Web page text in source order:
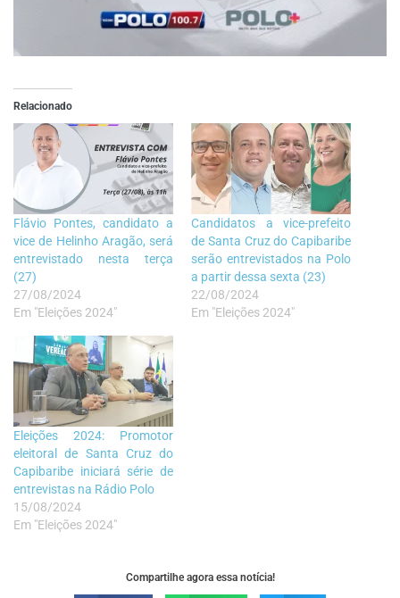
Relacionado
Flávio Pontes, candidato a
vice de Helinho Aragão, será
entrevistado nesta terça
(27)
27/08/2024
Em "Eleições 2024"
Candidatos a vice-prefeito
de Santa Cruz do Capibaribe
serão entrevistados na Polo
a partir dessa sexta (23)
22/08/2024
Em "Eleições 2024"
Eleições 2024: Promotor
eleitoral de Santa Cruz do
Capibaribe iniciará série de
entrevistas na Rádio Polo
15/08/2024
Em "Eleições 2024"
Compartilhe agora essa notícia!